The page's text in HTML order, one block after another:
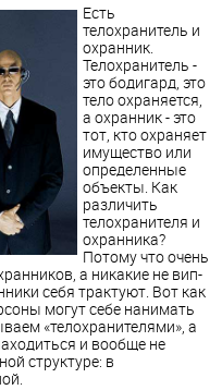
Есть
телохранитель и
охранник.
Телохранитель -
это бодигард, это
тело охраняется,
а охранник - это
тот, кто охраняет
имущество или
определенные
объекты. Как
различить
телохранителя и
охранника?
Потому что очень
а никакие не вип-
себя трактуют. Вот как
могут себе нанимать
«телохранителями», а
и вообще не
структуре: в